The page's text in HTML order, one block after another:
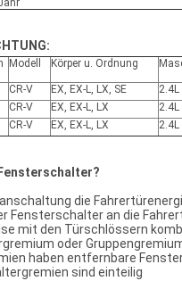
Modell Körper u. Ordnung
CR-V EX, EX-L, LX, SE
2.4L
CR-V EX, EX-L, LX
2.4L
CR-V EX, EX-L, LX 2.4L
die
Fensterschalter an die
mit den Türschlössern
oder
haben entfernbare
sind einteilig